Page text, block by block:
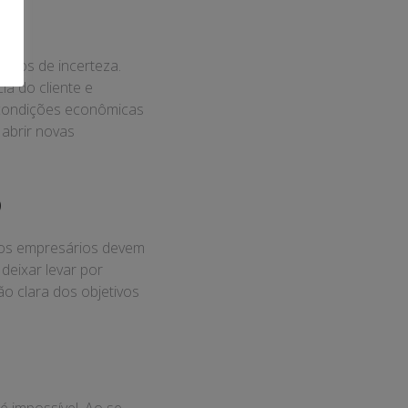
de incerteza.
do cliente e
econômicas
novas
empresários devem
levar por
clara dos objetivos